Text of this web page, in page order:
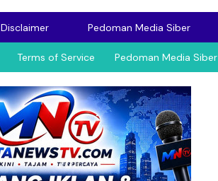
Disclaimer Pedoman Media Siber
Terms of Service Pedoman Media Siber